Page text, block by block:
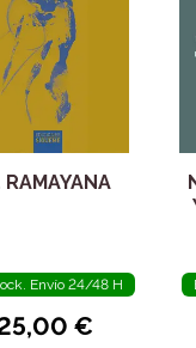
RAMAYANA
Envío 24/48 H
€